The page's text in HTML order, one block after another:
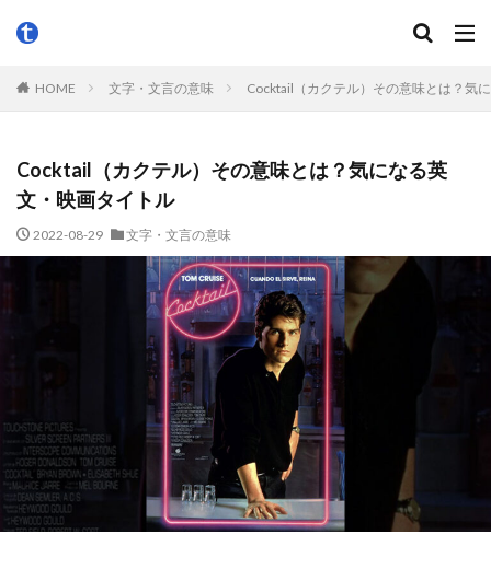
HOME 文字・文言の意味 Cocktail（カクテル）その意味とは？気
Cocktail（カクテル）その意味とは？気になる英
文・映画タイトル
2022-08-29 文字・文言の意味